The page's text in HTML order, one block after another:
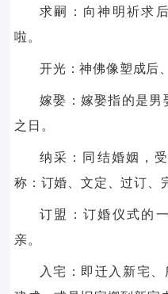
求嗣：向神明祈求
啦。
开光：神佛像塑成后
嫁娶：嫁娶指的是男
之日。
纳采：同结婚姻，
称：订婚、文定、过订、
订盟：订婚仪式的
亲。
入宅：即迁入新宅